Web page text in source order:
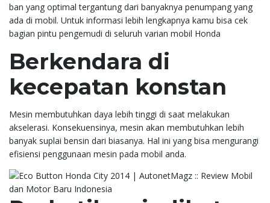
ban yang optimal tergantung dari banyaknya penumpang yang
ada di mobil. Untuk informasi lebih lengkapnya kamu bisa cek
bagian pintu pengemudi di seluruh varian mobil Honda
Berkendara di
kecepatan konstan
Mesin membutuhkan daya lebih tinggi di saat melakukan
akselerasi. Konsekuensinya, mesin akan membutuhkan lebih
banyak suplai bensin dari biasanya. Hal ini yang bisa mengurangi
efisiensi penggunaan mesin pada mobil anda.